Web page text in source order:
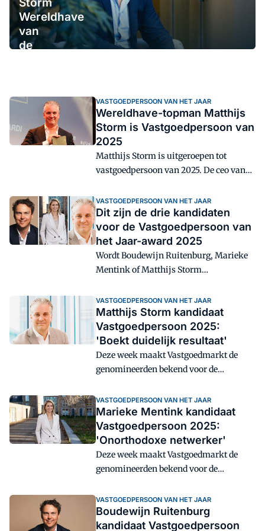
Wereldhave
van
de
VASTGOEDPERSOON VAN HET JAAR
Wereldhave-topman Matthijs
Storm is Vastgoedpersoon van
2025
Matthijs Storm is uitgeroepen tot
vastgoedpersoon van 2025. De ceo van
vastgoedprijs van Nederland
donderdagavond tijdens het Nationaal
Vastgoeddiner in Amsterdam.
VASTGOEDPERSOON VAN HET JAAR
Dit zijn de drie kandidaten
voor de Vastgoedpersoon van
het Jaar-award 2025
Wordt Boudewijn Ruitenburg, Marieke
Mentink of Matthijs Storm
Maak kennis met de door de jury
geselecteerde kandidaten.
VASTGOEDPERSOON VAN HET JAAR
Matthijs Storm kandidaat
Vastgoedpersoon 2025:
'Boekt duidelijk resultaat'
Deze week maakt Vastgoedmarkt de
genomineerden bekend voor de
derde en laatste gegadigde is Matthijs
Storm, ceo van retailbelegger
Wereldhave.
VASTGOEDPERSOON VAN HET JAAR
Marieke Mentink kandidaat
Vastgoedpersoon 2025:
'Onorthodoxe netwerker'
Deze week maakt Vastgoedmarkt de
genomineerden bekend voor de
2025. De tweede kanshebber is Marieke
Mentink, divisiedirecteur Bouw en
Vastgoed bij Dura Vermeer.
VASTGOEDPERSOON VAN HET JAAR
Boudewijn Ruitenburg
kandidaat Vastgoedpersoon